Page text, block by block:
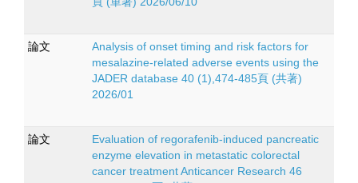
論文
Analysis of onset timing and risk factors for
mesalazine-related adverse events using the
JADER database 40 (1),474-485頁 (共著)
2026/01
論文
Evaluation of regorafenib-induced pancreatic
enzyme elevation in metastatic colorectal
cancer treatment Anticancer Research 46